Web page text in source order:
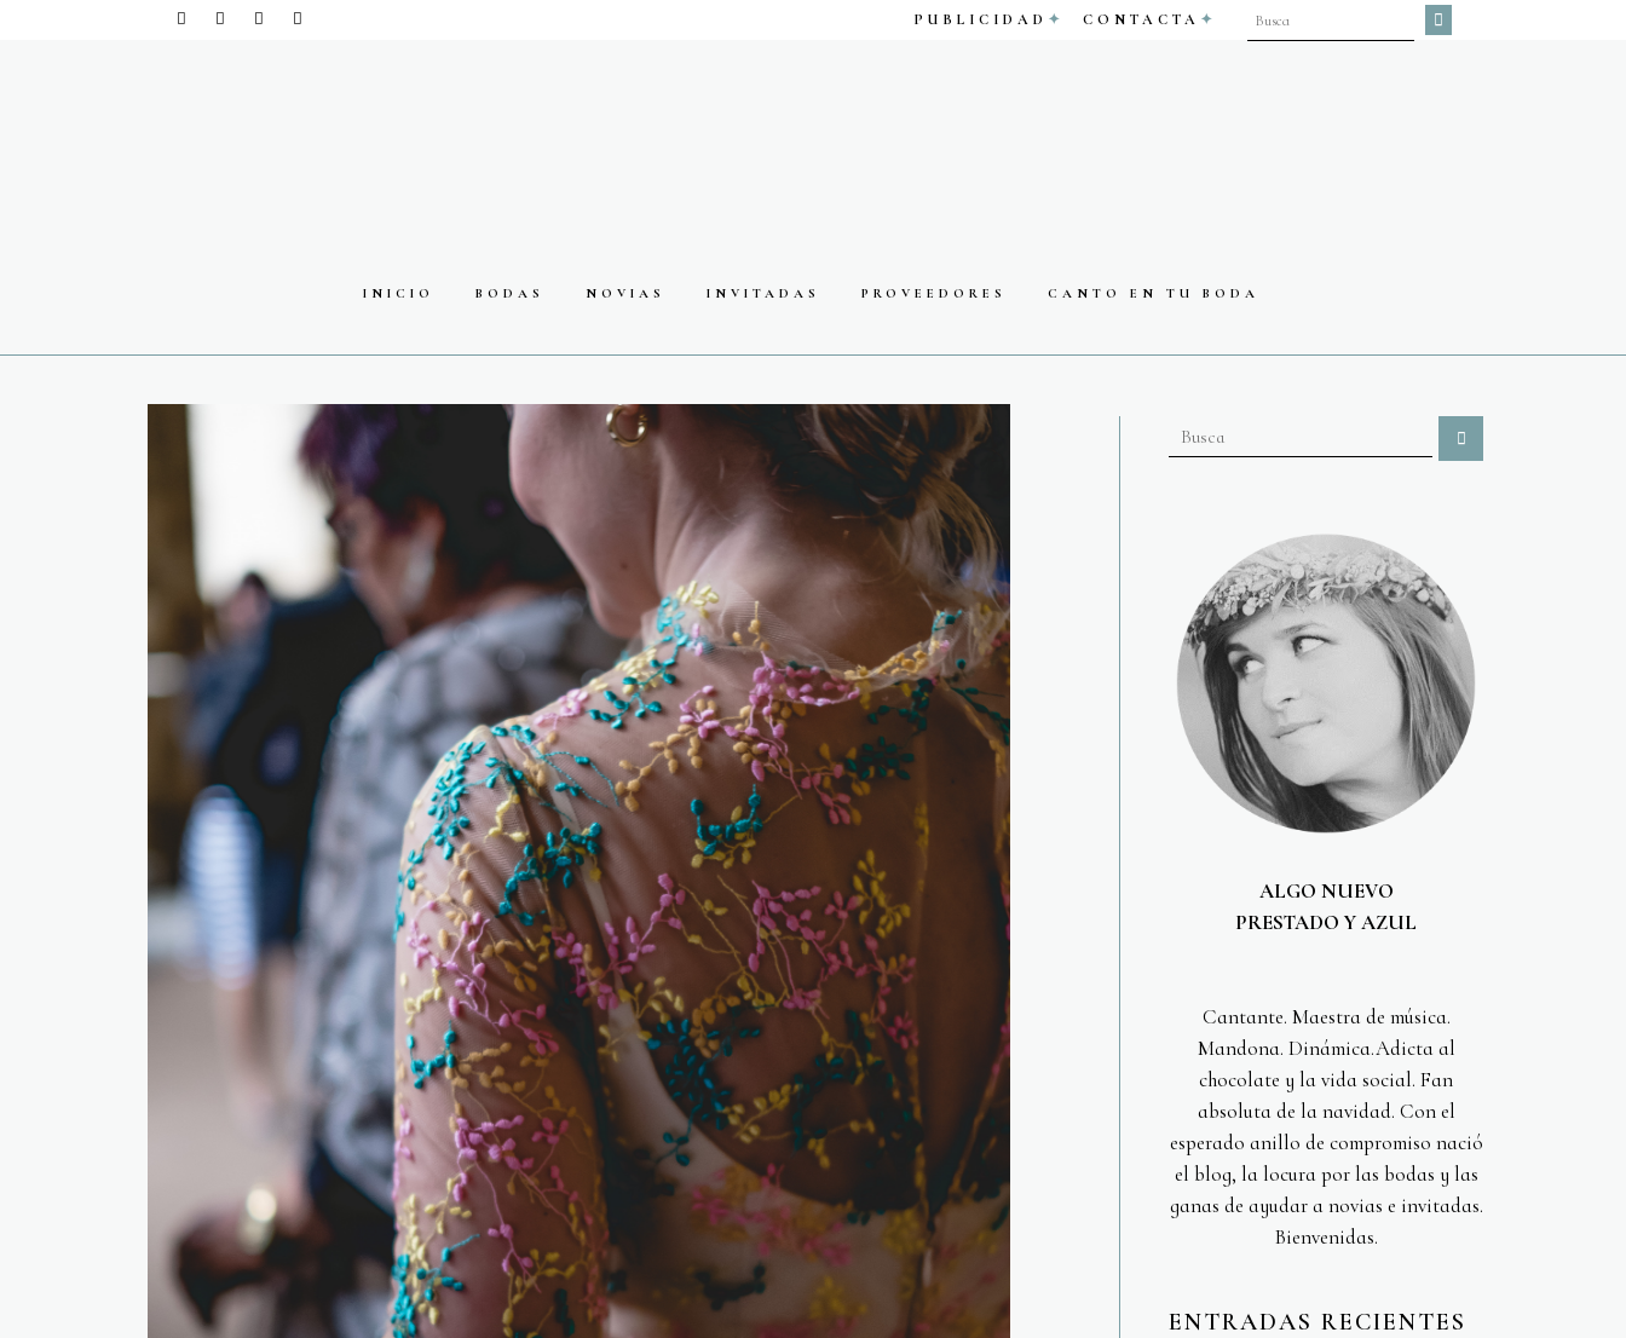
PUBLICIDAD CONTACTA
INICIO BODAS NOVIAS INVITADAS PROVEEDORES CANTO EN TU BODA
ALGO NUEVO
PRESTADO Y AZUL
Cantante. Maestra de música.
Mandona. Dinámica.Adicta al
chocolate y la vida social. Fan
absoluta de la navidad. Con el
esperado anillo de compromiso nació
el blog, la locura por las bodas y las
ganas de ayudar a novias e invitadas.
Bienvenidas.
ENTRADAS RECIENTES